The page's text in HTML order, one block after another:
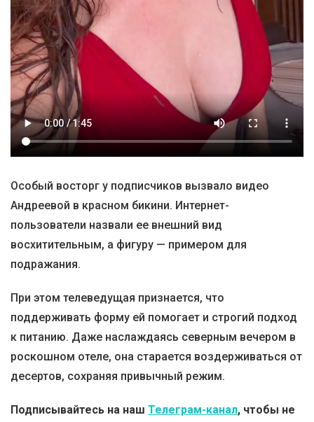
Особый восторг у подписчиков вызвало видео
Андреевой в красном бикини. Интернет-
пользователи назвали ее внешний вид
восхитительным, а фигуру — примером для
подражания.
При этом телеведущая признается, что
поддерживать форму ей помогает и строгий подход
к питанию. Даже наслаждаясь северным вечером в
роскошном отеле, она старается воздерживаться от
десертов, сохраняя привычный режим.
Подписывайтесь на наш Телеграм-канал, чтобы не